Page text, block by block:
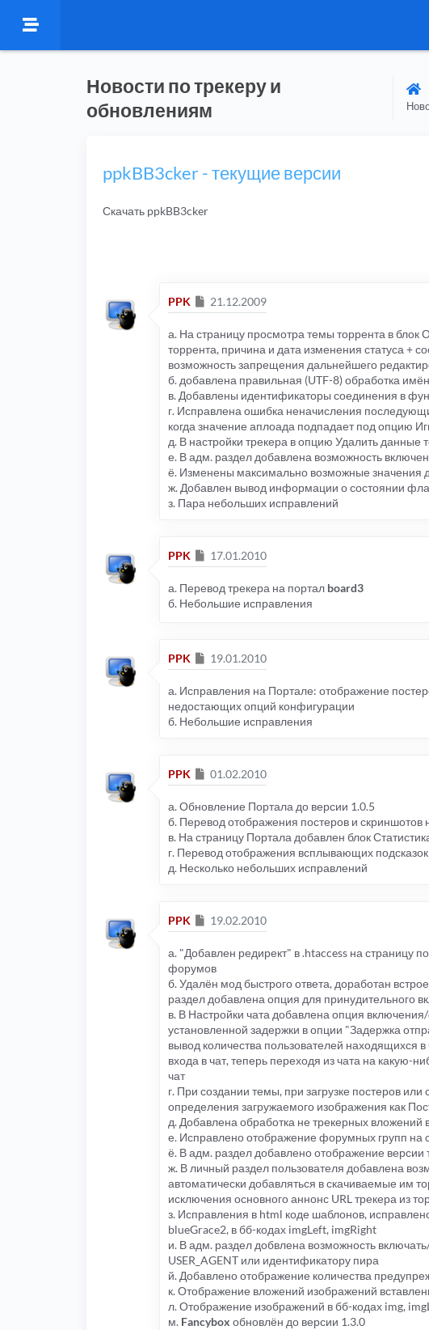
Новости по трекеру и
обновлениям
ppkBB3cker - текущие версии
Скачать ppkBB3cker
PPK Сообщение
21.12.2009
а. На страницу просмотра темы торрента в
торрента, причина и дата изменения статуса +
возможность запрещения дальнейшего
б. добавлена правильная (UTF-8) обработка
в. Добавлены идентификаторы соединения в
г. Исправлена ошибка неначисления
когда значение аплоада подпадает под опцию
д. В настройки трекера в опцию Удалить
е. В адм. раздел добавлена возможность
ё. Изменены максимально возможные значения
ж. Добавлен вывод информации о состоянии
з. Пара небольших исправлений
PPK Сообщение
17.01.2010
а. Перевод трекера на портал board3
б. Небольшие исправления
PPK Сообщение
19.01.2010
а. Исправления на Портале: отображение
недостающих опций конфигурации
б. Небольшие исправления
PPK Сообщение
01.02.2010
а. Обновление Портала до версии 1.0.5
б. Перевод отображения постеров и скриншотов
в. На страницу Портала добавлен блок
г. Перевод отображения всплывающих
д. Несколько небольших исправлений
PPK Сообщение
19.02.2010
а. "Добавлен редирект" в .htaccess на страницу
форумов
б. Удалён мод быстрого ответа, доработан
раздел добавлена опция для принудительного
в. В Настройки чата добавлена опция
установленной задержки в опции "Задержка
вывод количества пользователей находящихся
входа в чат, теперь переходя из чата на какую-
чат
г. При создании темы, при загрузке постеров
определения загружаемого изображения как
д. Добавлена обработка не трекерных вложений
е. Исправлено отображение форумных групп на
ё. В адм. раздел добавлено отображение версии
ж. В личный раздел пользователя добавлена
автоматически добавляться в скачиваемые им
исключения основного аннонс URL трекера из
з. Исправления в html коде шаблонов,
blueGrace2, в бб-кодах imgLeft, imgRight
и. В адм. раздел добвлена возможность
USER_AGENT или идентификатору пира
й. Добавлено отображение количества
к. Отображение вложений изображений
л. Отображение изображений в бб-кодах img,
м. Fancybox обновлён до версии 1.3.0